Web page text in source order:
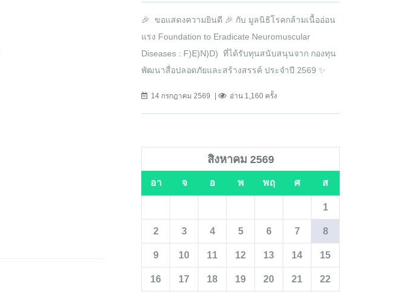
🎉 ขอแสดงความยินดี 🎉 กับ มูลนิธิโรคกล้ามเนื้ออ่อน
แรง Foundation to Eradicate Neuromuscular
Diseases : F)E)N)D) ที่ได้รับทุนสนับสนุนจาก กองทุน
พัฒนาสื่อปลอดภัยและสร้างสรรค์ ประจำปี 2569 ✨
14 กรกฎาคม 2569 อ่าน 1,160 ครั้ง
สิงหาคม 2569
อา จ อ พ พฤ ศ ส
1
2 3 4 5 6 7 8
9 10 11 12 13 14 15
16 17 18 19 20 21 22